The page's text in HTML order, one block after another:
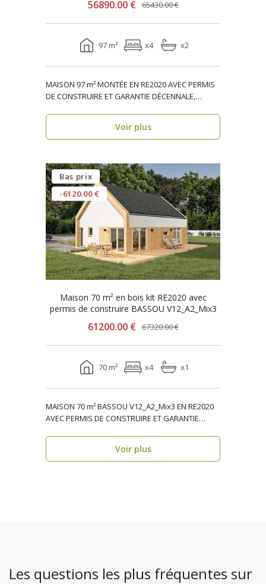
56890.00 € 65430.00 €
97 m² x4 x2
MAISON 97 m² MONTÉE EN RE2020 AVEC PERMIS
DE CONSTRUIRE ET GARANTIE DÉCENNALE,
Voir plus
Bas prix
-6120.00 €
Maison 70 m² en bois kit RE2020 avec
permis de construire BASSOU V12_A2_Mix3
61200.00 € 67320.00 €
70 m² x4 x1
MAISON 70 m² BASSOU V12_A2_Mix3 EN RE2020
AVEC PERMIS DE CONSTRUIRE ET GARANTIE
Voir plus
Les questions les plus fréquentes sur